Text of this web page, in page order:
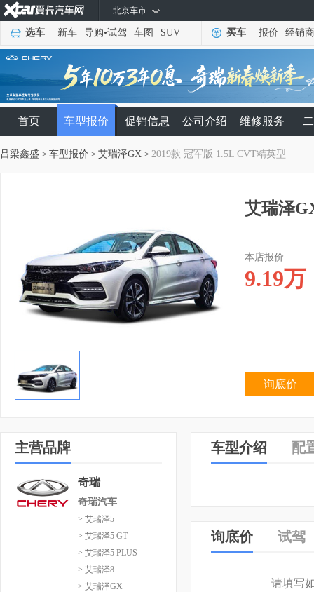
北京车市
选车 新车 导购•试驾 车图 SUV 买车 报价 经销商
首页 车型报价 促销信息 公司介绍 维修服务
吕梁鑫盛 > 车型报价 > 艾瑞泽GX > 2019款 冠军版 1.5L CVT精英型
艾瑞泽
本店报价
9.19万
询底价
主营品牌
奇瑞
奇瑞汽车
> 艾瑞泽5
> 艾瑞泽5 GT
> 艾瑞泽5 PLUS
> 艾瑞泽8
> 艾瑞泽GX
车型介绍 配
询底价 试驾
请填写